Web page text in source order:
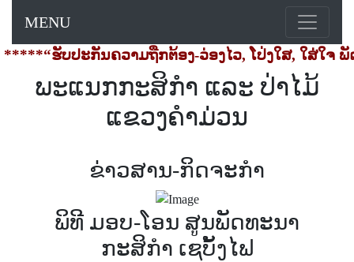
MENU
ຮັບປະກັນຄວາມຖືກຕ້ອງ-ວ່ອງໄວ, ໂປ່ງໃສ, ໃສ່ໃຈ
ພະແນກກະສິກໍາ ແລະ ປ່າໄມ້
ແຂວງຄໍາມ່ວນ
ຂ່າວສານ-ກິດຈະກຳ
ພິທີ ມອບ-ໂອນ ສູນພັດທະນາ
ກະສິກຳ ເຊບັ້ງໄຟ